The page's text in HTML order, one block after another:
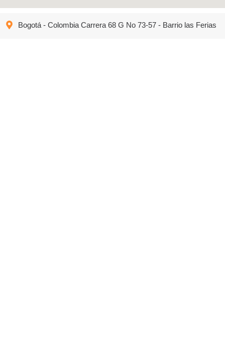
Bogotá - Colombia Carrera 68 G No 73-57 - Barrio las Ferias